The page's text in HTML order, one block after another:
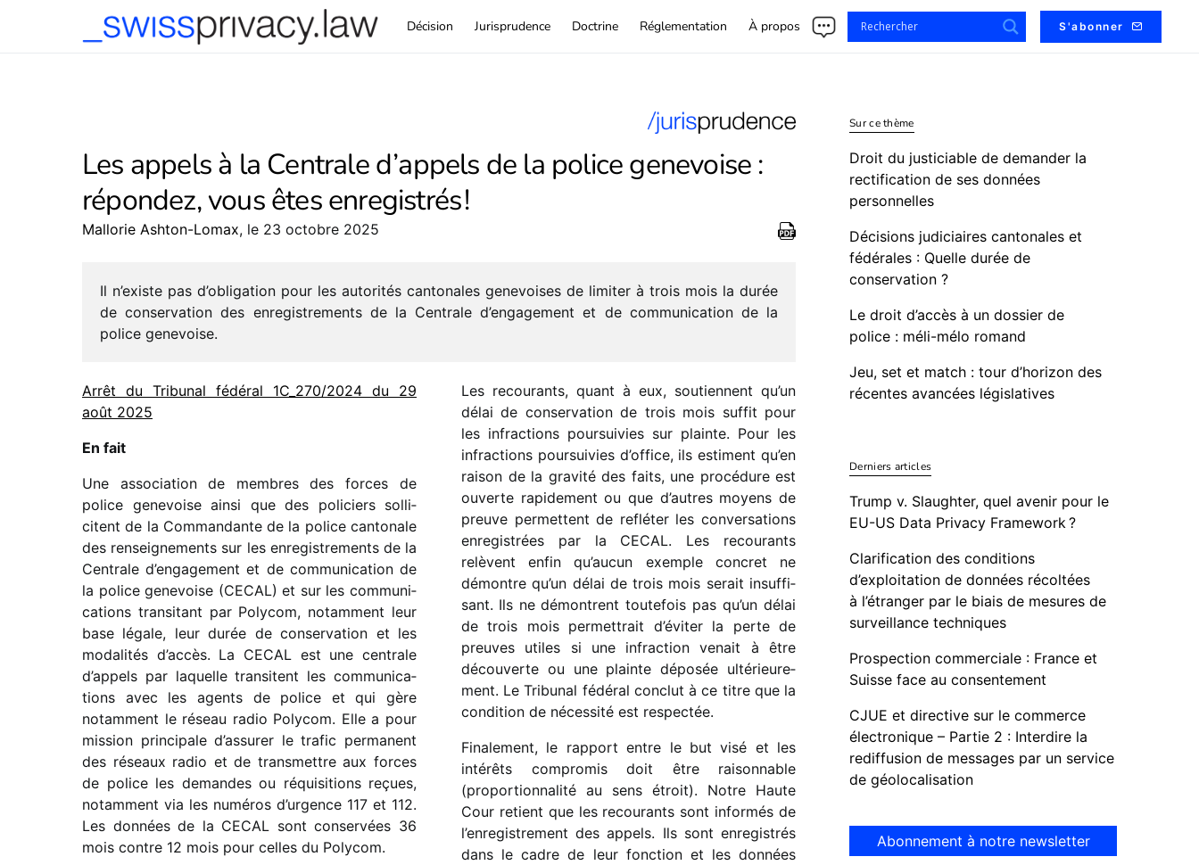
Décision Jurisprudence Doctrine Réglementation À propos S'abonner
Les appels à la Centrale d’appels de la police genevoise :
répondez, vous êtes enregistrés !
Mallorie Ashton-Lomax, le 23 octobre 2025
Il n’existe pas d’obligation pour les auto­ri­tés canto­nales gene­voises de limi­ter à trois mois la durée
de conser­va­tion des enre­gis­tre­ments de la Centrale d’engagement et de commu­ni­ca­tion de la
police gene­voise.
Arrêt du Tribunal fédé­ral 1C_​270/​2024 du 29
août 2025
En fait
Une asso­cia­tion de membres des forces de
police gene­voise ainsi que des poli­ciers solli­
citent de la Commandante de la police canto­nale
des rensei­gne­ments sur les enre­gis­tre­ments de la
Centrale d’engagement et de commu­ni­ca­tion de
la police gene­voise (CECAL) et sur les commu­ni­
ca­tions tran­si­tant par Polycom, notam­ment leur
base légale, leur durée de conser­va­tion et les
moda­li­tés d’accès. La CECAL est une centrale
d’appels par laquelle tran­sitent les commu­ni­ca­
tions avec les agents de police et qui gère
notam­ment le réseau radio Polycom. Elle a pour
mission prin­ci­pale d’assurer le trafic perma­nent
des réseaux radio et de trans­mettre aux forces
de police les demandes ou réqui­si­tions reçues,
notam­ment via les numé­ros d’urgence 117 et 112.
Les données de la CECAL sont conser­vées 36
mois contre 12 mois pour celles du Polycom.
Les recou­rants, quant à eux, soutiennent qu’un
délai de conser­va­tion de trois mois suffit pour
les infrac­tions pour­sui­vies sur plainte. Pour les
infrac­tions pour­sui­vies d’office, ils estiment qu’en
raison de la gravité des faits, une procé­dure est
ouverte rapi­de­ment ou que d’autres moyens de
preuve permettent de reflé­ter les conver­sa­tions
enre­gis­trées par la CECAL. Les recou­rants
relèvent enfin qu’aucun exemple concret ne
démontre qu’un délai de trois mois serait insuf­fi­
sant. Ils ne démontrent toute­fois pas qu’un délai
de trois mois permet­trait d’éviter la perte de
preuves utiles si une infrac­tion venait à être
décou­verte ou une plainte dépo­sée ulté­rieu­re­
ment. Le Tribunal fédé­ral conclut à ce titre que la
condi­tion de néces­sité est respec­tée.
Finalement, le rapport entre le but visé et les
inté­rêts compro­mis doit être raison­nable
(propor­tion­na­lité au sens étroit). Notre Haute
Cour retient que les recou­rants sont infor­més de
l’enregistrement des appels. Ils sont enre­gis­trés
dans le cadre de leur fonc­tion et les données
Sur ce thème
Droit du justiciable de demander la
rectification de ses données
personnelles
Décisions judiciaires cantonales et
fédérales : Quelle durée de
conservation ?
Le droit d’accès à un dossier de
police : méli-mélo romand
Jeu, set et match : tour d’horizon des
récentes avancées législatives
Derniers articles
Trump v. Slaughter, quel avenir pour le
EU-US Data Privacy Framework ?
Clarification des conditions
d’exploitation de données récoltées
à l’étranger par le biais de mesures de
surveillance techniques
Prospection commerciale : France et
Suisse face au consentement
CJUE et directive sur le commerce
électronique – Partie 2 : Interdire la
rediffusion de messages par un service
de géolocalisation
Abonnement à notre newsletter